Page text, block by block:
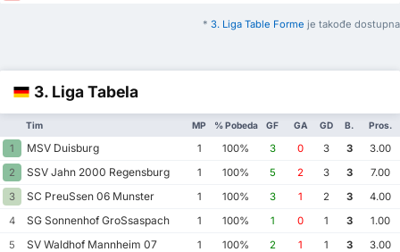
* 3. Liga Table Forme je takođe dostupna
3. Liga Tabela
Tim MP % Pobeda GF GA GD B. Pros.
1 MSV Duisburg 1 100% 3 0 3 3
3.00
2
SSV Jahn 2000 Regensburg 1 100% 5 2 3 3
7.00
3
SC PreuSsen 06 Munster 1 100% 3 1 2 3
4.00
4
SG Sonnenhof GroSsaspach 1 100% 1 0 1 3
1.00
5
SV Waldhof Mannheim 07 1 100% 2 1 1 3
3.00